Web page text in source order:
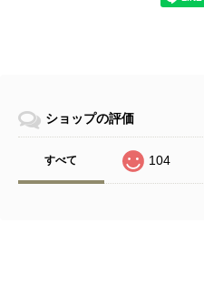
ショップの評価
すべて 104